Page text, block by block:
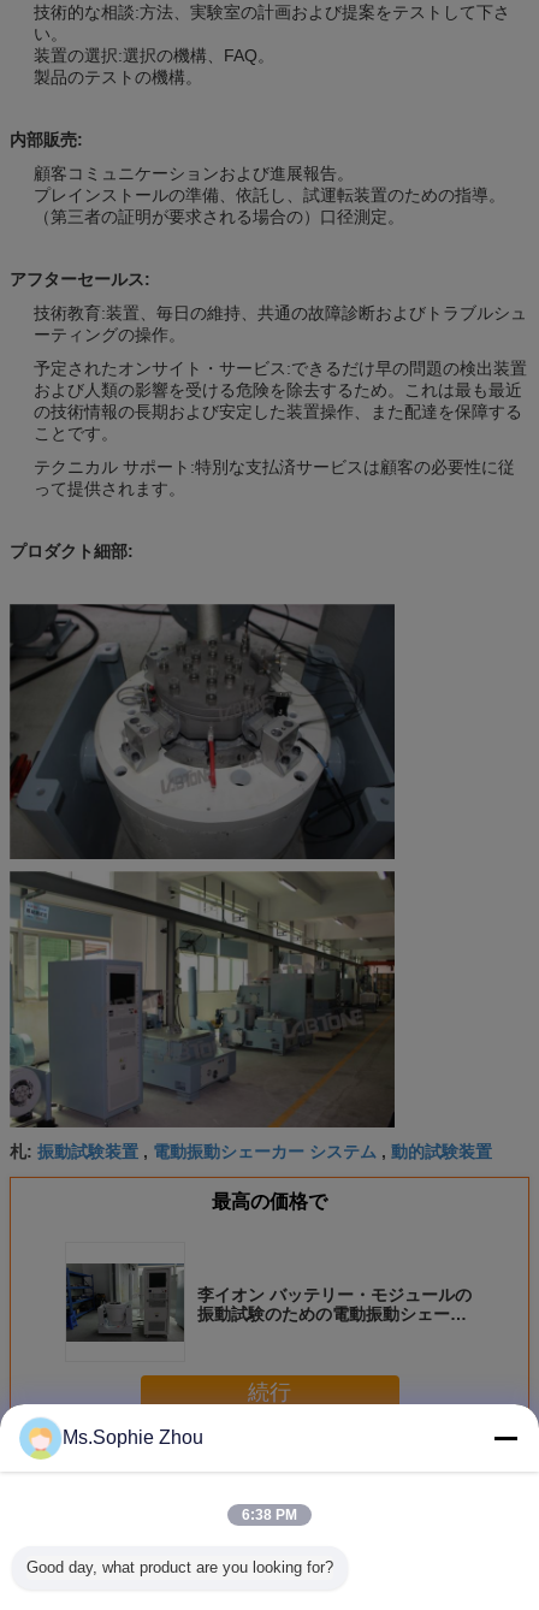
技術的な相談:方法、実験室の計画および提案をテストして下さ
い。
装置の選択:選択の機構、FAQ。
製品のテストの機構。
内部販売:
顧客コミュニケーションおよび進展報告。
プレインストールの準備、依託し、試運転装置のための指導。
（第三者の証明が要求される場合の）口径測定。
アフターセールス:
技術教育:装置、毎日の維持、共通の故障診断およびトラブルシュ
ーティングの操作。
予定されたオンサイト・サービス:できるだけ早の問題の検出装置
および人類の影響を受ける危険を除去するため。これは最も最近
の技術情報の長期および安定した装置操作、また配達を保障する
ことです。
テクニカル サポート:特別な支払済サービスは顧客の必要性に従
って提供されます。
プロダクト細部:
札: 振動試験装置 , 電動振動シェーカー システム , 動的試験装置
最高の価格で
李イオン バッテリー・モジュールの
振動試験のための電動振動シェーカ
続行
多く電動振動シェーカー
Ms.Sophie Zhou
6:38 PM
Good day, what product are you looking for?